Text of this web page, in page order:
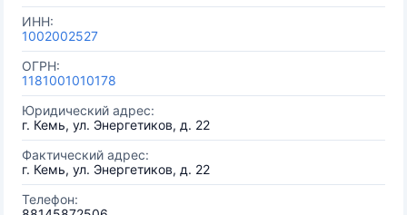
ИНН:
1002002527
ОГРН:
1181001010178
Юридический адрес:
г. Кемь, ул. Энергетиков, д. 22
Фактический адрес:
г. Кемь, ул. Энергетиков, д. 22
Телефон: